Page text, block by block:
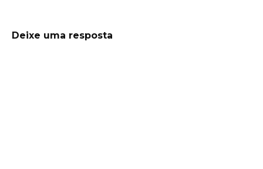
Deixe uma resposta